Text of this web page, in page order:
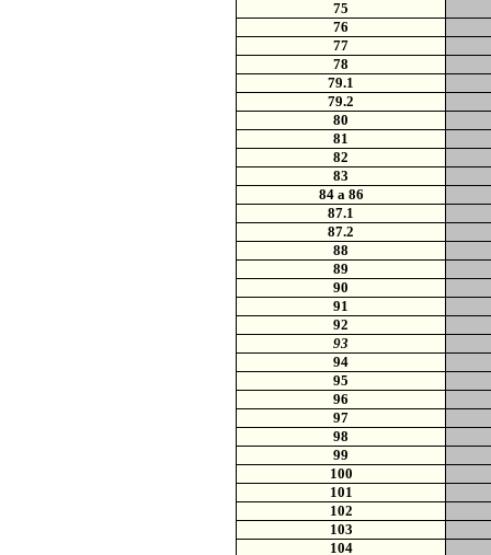
75
76
77
78
79.1
79.2
80
81
82
83
84 a 86
87.1
87.2
88
89
90
91
92
93
94
95
96
97
98
99
100
101
102
103
104